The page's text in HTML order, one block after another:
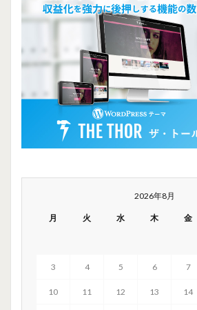
2026年8月
月 火 水 木 金
3 4 5 6 7
10 11 12 13 14